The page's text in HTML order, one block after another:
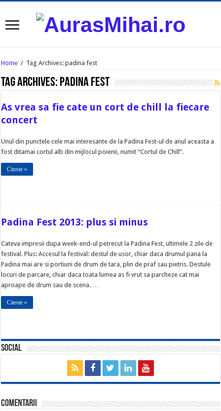
Home / Tag Archives: padina fest
Tag Archives: padina fest
As vrea sa fie cate un cort de chill la fiecare
concert
Unul din punctele cele mai interesante de la Padina Fest-ul de anul aceasta a
fost ditamai cortul alb din mijlocul poienii, numit “Cortul de Chill”.
Citeste »
Padina Fest 2013: plus si minus
Cateva impresii dupa week-end-ul petrecut la Padina Fest, ultimele 2 zile de
festival. Plus: Accesul la festival: destul de usor, chiar daca drumul pana la
Padina mai are si portiuni de drum de tara, plin de praf sau pietris. Destule
locuri de parcare, chiar daca toata lumea as fi vrut sa parcheze cat mai
aproape de drum sau de scena. …
Citeste »
Social
Comentarii